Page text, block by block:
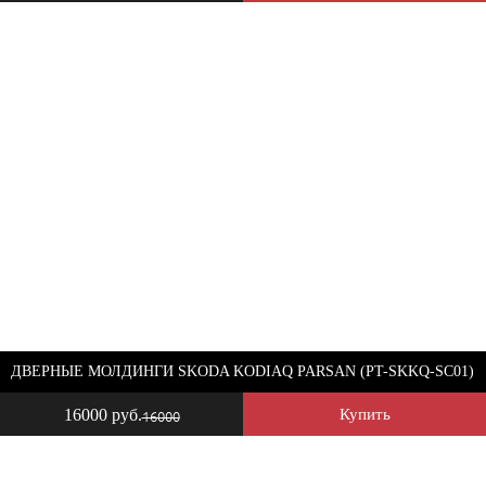
16000 руб.16000 Купить
ДВЕРНЫЕ МОЛДИНГИ SKODA KODIAQ PARSAN (PT-SKKQ-SC01)